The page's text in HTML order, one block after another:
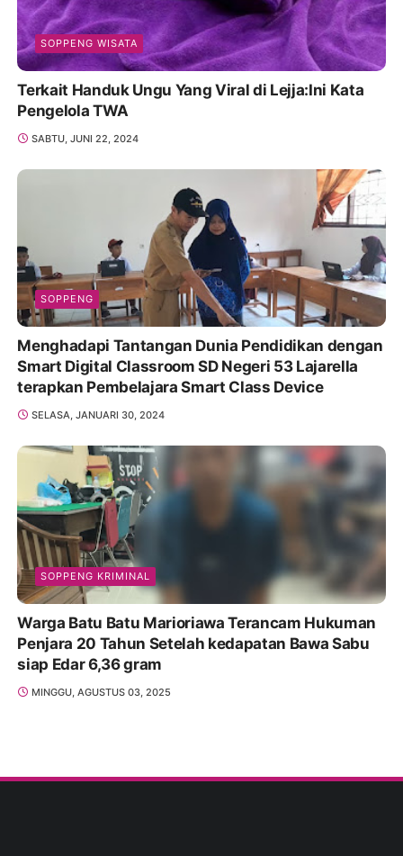
SOPPENG WISATA
Terkait Handuk Ungu Yang Viral di Lejja:Ini Kata
Pengelola TWA
SABTU, JUNI 22, 2024
SOPPENG
Menghadapi Tantangan Dunia Pendidikan dengan
Smart Digital Classroom SD Negeri 53 Lajarella
terapkan Pembelajara Smart Class Device
SELASA, JANUARI 30, 2024
SOPPENG KRIMINAL
Warga Batu Batu Marioriawa Terancam Hukuman
Penjara 20 Tahun Setelah kedapatan Bawa Sabu
siap Edar 6,36 gram
MINGGU, AGUSTUS 03, 2025